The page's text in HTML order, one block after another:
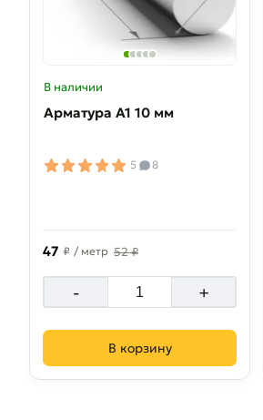
В наличии
Арматура А1 10 мм
5 8
47 ₽ / метр 52 ₽
- +
В корзину